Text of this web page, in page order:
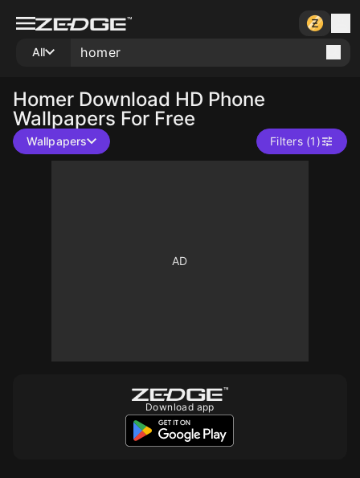
All
Homer Download HD Phone
Wallpapers For Free
Wallpapers Filters (1)
Download app